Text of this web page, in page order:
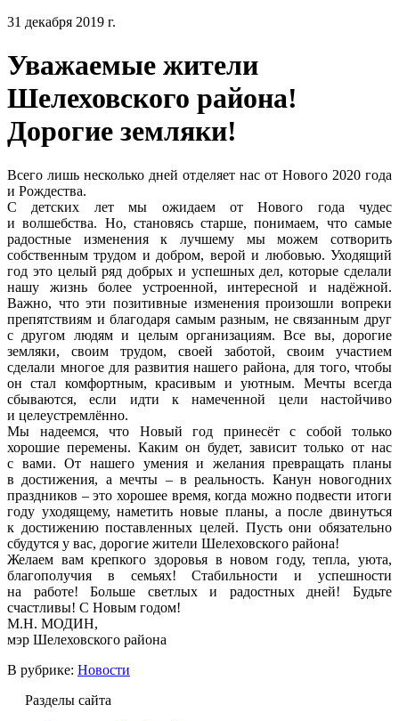
31 декабря 2019 г.
Уважаемые жители
Шелеховского района!
Дорогие земляки!
Всего лишь несколько дней отделяет нас от Нового 2020 года
и Рождества.
С детских лет мы ожидаем от Нового года чудес
и волшебства. Но, становясь старше, понимаем, что самые
радостные изменения к лучшему мы можем сотворить
собственным трудом и добром, верой и любовью. Уходящий
год это целый ряд добрых и успешных дел, которые сделали
нашу жизнь более устроенной, интересной и надёжной.
Важно, что эти позитивные изменения произошли вопреки
препятствиям и благодаря самым разным, не связанным друг
с другом людям и целым организациям. Все вы, дорогие
земляки, своим трудом, своей заботой, своим участием
сделали многое для развития нашего района, для того, чтобы
он стал комфортным, красивым и уютным. Мечты всегда
сбываются, если идти к намеченной цели настойчиво
и целеустремлённо.
Мы надеемся, что Новый год принесёт с собой только
хорошие перемены. Каким он будет, зависит только от нас
с вами. От нашего умения и желания превращать планы
в достижения, а мечты – в реальность. Канун новогодних
праздников – это хорошее время, когда можно подвести итоги
году уходящему, наметить новые планы, а после двинуться
к достижению поставленных целей. Пусть они обязательно
сбудутся у вас, дорогие жители Шелеховского района!
Желаем вам крепкого здоровья в новом году, тепла, уюта,
благополучия в семьях! Стабильности и успешности
на работе! Больше светлых и радостных дней! Будьте
счастливы! С Новым годом!
М.Н. МОДИН,
мэр Шелеховского района
В рубрике: Новости
Разделы сайта